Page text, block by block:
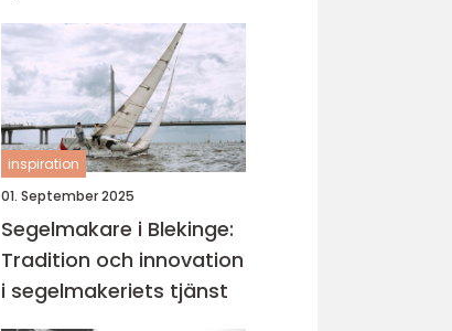
inspiration
01. September 2025
Segelmakare i Blekinge:
Tradition och innovation
i segelmakeriets tjänst